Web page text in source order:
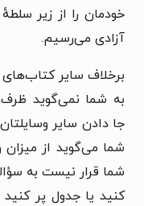
خودمان را از زیر
آزادی می‌رسیم.
برخلاف سایر
به شما نمی‌گوید
جا دادن سایر
شما می‌گوید از میزان
شما قرار نیست به
کنید یا جدول پر